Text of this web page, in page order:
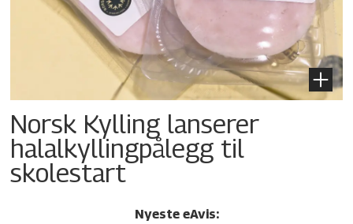
Norsk Kylling lanserer
halalkylling­pålegg til
skolestart
Nyeste eAvis: